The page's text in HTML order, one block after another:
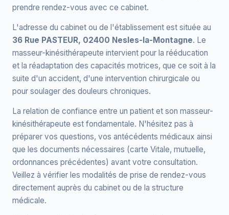
prendre rendez-vous avec ce cabinet.
L'adresse du cabinet ou de l'établissement est située au
36 Rue PASTEUR, 02400 Nesles-la-Montagne. Le
masseur-kinésithérapeute intervient pour la rééducation
et la réadaptation des capacités motrices, que ce soit à la
suite d'un accident, d'une intervention chirurgicale ou
pour soulager des douleurs chroniques.
La relation de confiance entre un patient et son masseur-
kinésithérapeute est fondamentale. N'hésitez pas à
préparer vos questions, vos antécédents médicaux ainsi
que les documents nécessaires (carte Vitale, mutuelle,
ordonnances précédentes) avant votre consultation.
Veillez à vérifier les modalités de prise de rendez-vous
directement auprès du cabinet ou de la structure
médicale.